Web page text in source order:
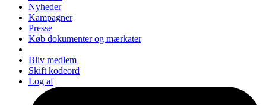
Nyheder
Kampagner
Presse
Køb dokumenter og mærkater
Bliv medlem
Skift kodeord
Log af